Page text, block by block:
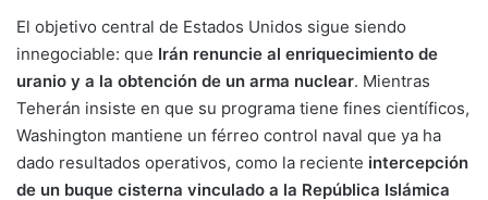
El objetivo central de Estados Unidos sigue siendo
innegociable: que Irán renuncie al enriquecimiento de
uranio y a la obtención de un arma nuclear. Mientras
Teherán insiste en que su programa tiene fines científicos,
Washington mantiene un férreo control naval que ya ha
dado resultados operativos, como la reciente intercepción
de un buque cisterna vinculado a la República Islámica